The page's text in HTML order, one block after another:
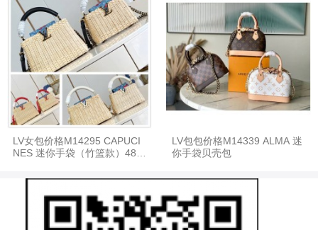
LV女包价格M14295 CAPUCI
NES 迷你手袋（竹篮款）488
LV包包价格M14339 ALMA 迷
你手袋贝壳包